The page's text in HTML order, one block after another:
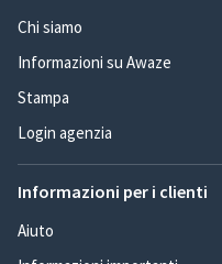
Chi siamo
Informazioni su Awaze
Stampa
Login agenzia
Informazioni per i clienti
Aiuto